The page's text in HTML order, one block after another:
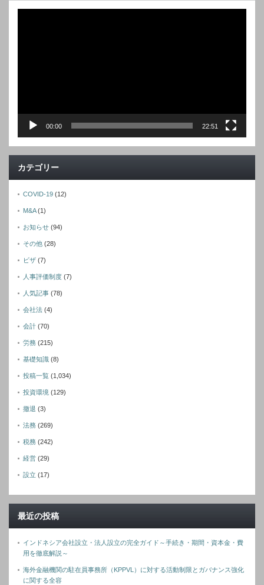
00:00 22:51
カテゴリー
COVID-19 (12)
M&A(1)
お知らせ (94)
その他 (28)
ビザ (7)
人事評価制度 (7)
人気記事 (78)
会社法 (4)
会計 (70)
労務 (215)
基礎知識 (8)
投稿一覧 (1,034)
投資環境 (129)
撤退 (3)
法務 (269)
税務 (242)
経営 (29)
設立 (17)
最近の投稿
インドネシア会社設立・法人設立の完全ガイド～手続き・期間・資本金・費
用を徹底解説～
海外金融機関の駐在員事務所（KPPVL）に対する活動制限とガバナンス強化
に関する全容